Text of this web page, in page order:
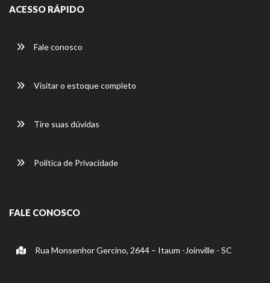
ACESSO RÁPIDO
Fale conosco
Visitar o estoque completo
Tire suas dúvidas
Política de Privacidade
FALE CONOSCO
Rua Monsenhor Gercino, 2644 – Itaum -Joinville - SC